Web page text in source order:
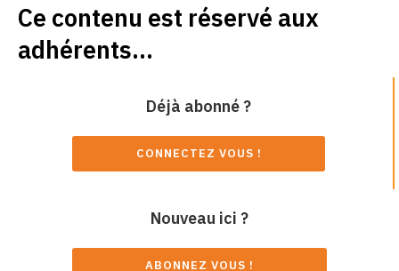
Ce contenu est réservé aux
adhérents...
Déjà abonné ?
CONNECTEZ VOUS !
Nouveau ici ?
ABONNEZ VOUS !